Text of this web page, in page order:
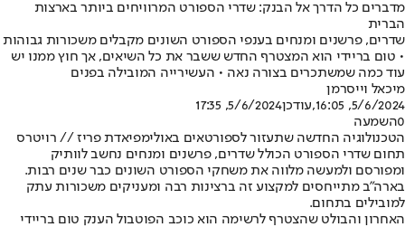
מדברים כל הדרך אל הבנק: שדרי הספורט המרוויחים ביותר בארצות
הברית
שדרים, פרשנים ומנחים בענפי הספורט השונים מקבלים משכורות גבוהות
• טום בריידי הוא המצטרף החדש ששבר את כל השיאים, אך חוץ ממנו יש
עוד כמה שמשתכרים בצורה נאה • העשירייה המובילה בפנים
מיכאל וייסרמן
5/6/2024, 16:05
,עודכן5/6/2024, 17:35
0השמעה
הטכנולוגיה החדשה שתעזור לספורטאים באולימפיאדת פריז // רויטרס
תחום שדרי הספורט הכולל שדרים, פרשנים ומנחים נחשב לוותיק
ומפורסם ולמעשה מלווה את משחקי הספורט השונים כבר שנים רבות.
בארה"ב מתייחסים למקצוע זה ברצינות רבה ומעניקים משכורות עתק
למובילים בתחום.
האחרון והבולט שהצטרף לרשימה הוא כוכב הפוטבול הענק טום בריידי